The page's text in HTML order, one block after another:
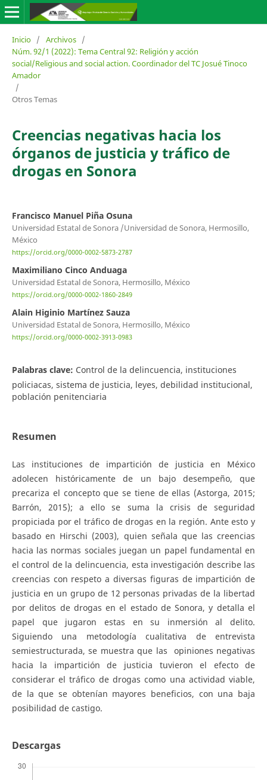
Inicio / Archivos /
Núm. 92/1 (2022): Tema Central 92: Religión y acción
social/Religious and social action. Coordinador del TC Josué Tinoco
Amador
/
Otros Temas
Creencias negativas hacia los
órganos de justicia y tráfico de
drogas en Sonora
Francisco Manuel Piña Osuna
Universidad Estatal de Sonora /Universidad de Sonora, Hermosillo,
México
https://orcid.org/0000-0002-5873-2787
Maximiliano Cinco Anduaga
Universidad Estatal de Sonora, Hermosillo, México
https://orcid.org/0000-0002-1860-2849
Alain Higinio Martínez Sauza
Universidad Estatal de Sonora, Hermosillo, México
https://orcid.org/0000-0002-3913-0983
Palabras clave: Control de la delincuencia, instituciones
policiacas, sistema de justicia, leyes, debilidad institucional,
población penitenciaria
Resumen
Las instituciones de impartición de justicia en México
adolecen históricamente de un bajo desempeño, que
precariza el concepto que se tiene de ellas (Astorga, 2015;
Barrón, 2015); a ello se suma la crisis de seguridad
propiciada por el tráfico de drogas en la región. Ante esto y
basado en Hirschi (2003), quien señala que las creencias
hacia las normas sociales juegan un papel fundamental en
el control de la delincuencia, esta investigación describe las
creencias con respeto a diversas figuras de impartición de
justicia en un grupo de 12 personas privadas de la libertad
por delitos de drogas en el estado de Sonora, y detalla el
papel que jugaron estas en su inmersión al delito.
Siguiendo una metodología cualitativa de entrevista
semiestructurada, se muestra que las opiniones negativas
hacia la impartición de justicia tuvieron el efecto de
considerar el tráfico de drogas como una actividad viable,
de la que se obtenían mayores beneficios, con una baja
posibilidad de castigo.
Descargas